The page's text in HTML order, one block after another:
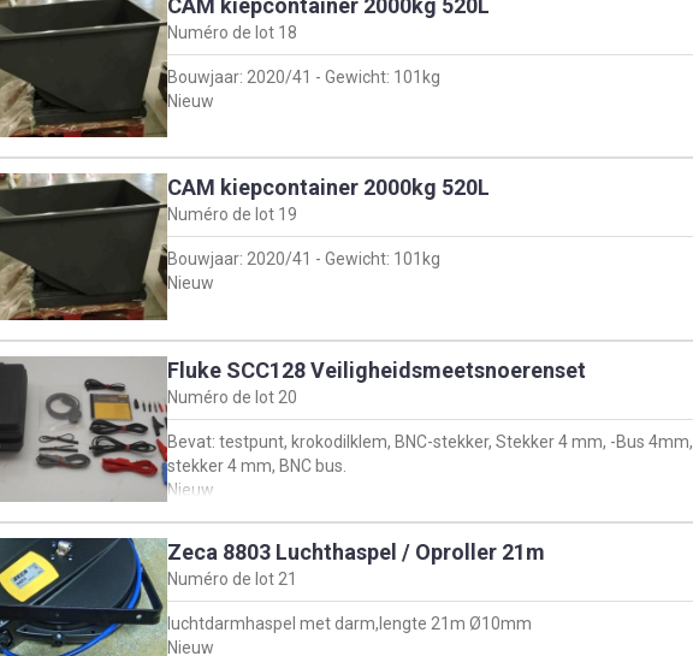
CAM kiepcontainer 2000kg 520L
Numéro de lot 18
Bouwjaar: 2020/41 - Gewicht: 101kg
Nieuw
CAM kiepcontainer 2000kg 520L
Numéro de lot 19
Bouwjaar: 2020/41 - Gewicht: 101kg
Nieuw
Fluke SCC128 Veiligheidsmeetsnoerenset
Numéro de lot 20
Bevat: testpunt, krokodilklem, BNC-stekker, Stekker 4 mm, -Bus 4mm,
stekker 4 mm, BNC bus.
Nieuw
Zeca 8803 Luchthaspel / Oproller 21m
Numéro de lot21
luchtdarmhaspel met darm,lengte 21m Ø10mm
Nieuw